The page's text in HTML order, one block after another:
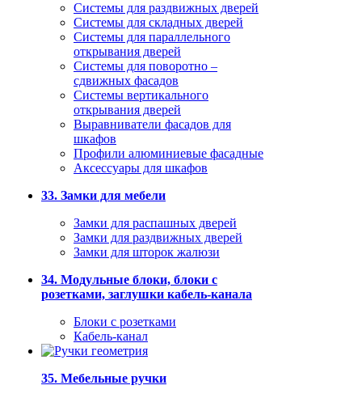
Системы для раздвижных дверей
Системы для складных дверей
Системы для параллельного
открывания дверей
Системы для поворотно –
сдвижных фасадов
Системы вертикального
открывания дверей
Выравниватели фасадов для
шкафов
Профили алюминиевые фасадные
Аксессуары для шкафов
33. Замки для мебели
Замки для распашных дверей
Замки для раздвижных дверей
Замки для шторок жалюзи
34. Модульные блоки, блоки с
розетками, заглушки кабель-канала
Блоки с розетками
Кабель-канал
35. Мебельные ручки